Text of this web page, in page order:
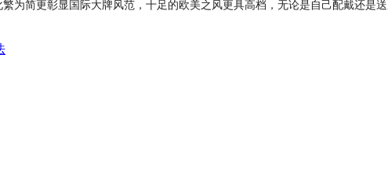
简更彰显国际大牌风范，十足的欧美之风更具高档，无论是自己配戴还是